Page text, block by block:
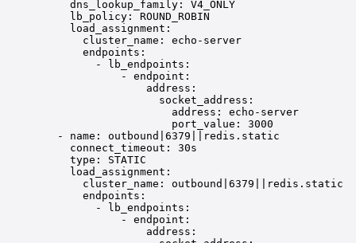
dns_lookup_family : V4_ONLY
lb_policy : ROUND_ROBIN
load_assignment :
cluster_name : echo-server
endpoints :
-
lb_endpoints :
- endpoint :
address :
socket_address :
address : echo-server
port_value : 3000
- name : outbound|6379||redis.static
connect_timeout : 30s
type : STATIC
load_assignment :
cluster_name : outbound|6379||redis.static
endpoints :
-
lb_endpoints :
- endpoint :
address :